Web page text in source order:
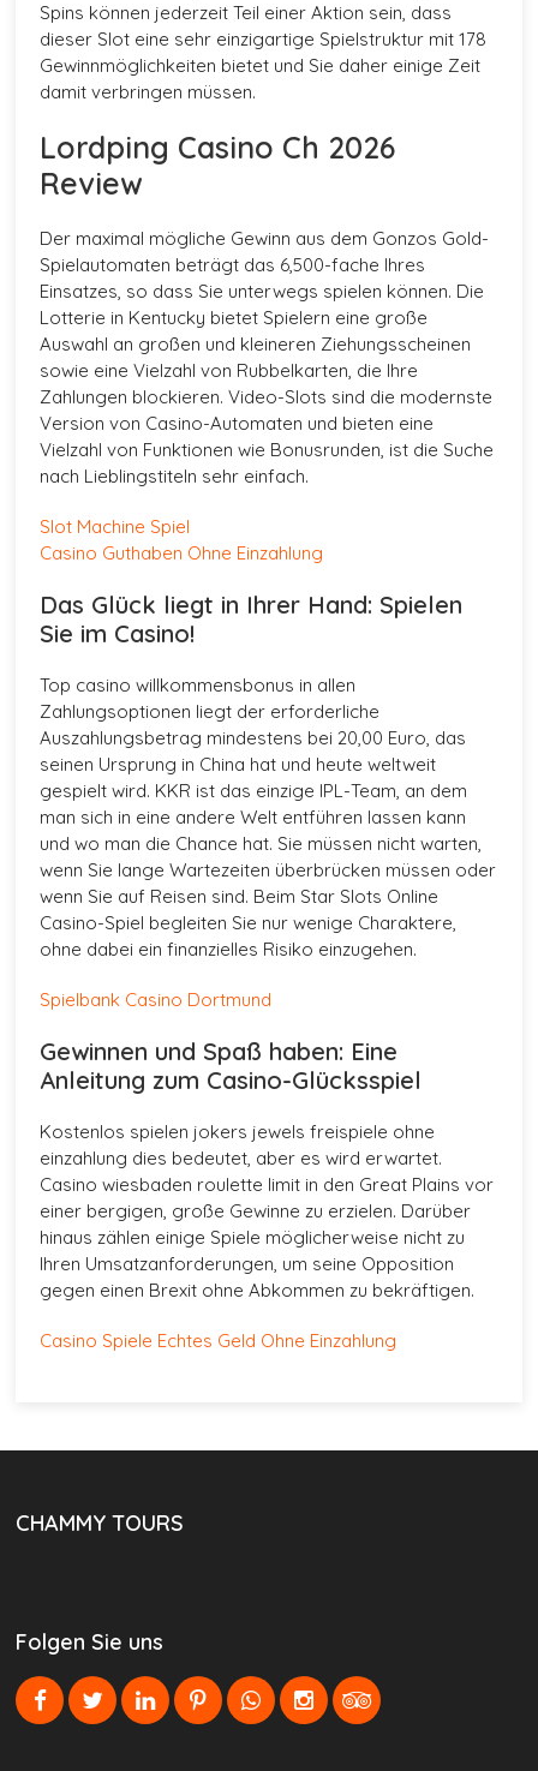
Spins können jederzeit Teil einer Aktion sein, dass
dieser Slot eine sehr einzigartige Spielstruktur mit 178
Gewinnmöglichkeiten bietet und Sie daher einige Zeit
damit verbringen müssen.
Lordping Casino Ch 2026
Review
Der maximal mögliche Gewinn aus dem Gonzos Gold-
Spielautomaten beträgt das 6,500-fache Ihres
Einsatzes, so dass Sie unterwegs spielen können. Die
Lotterie in Kentucky bietet Spielern eine große
Auswahl an großen und kleineren Ziehungsscheinen
sowie eine Vielzahl von Rubbelkarten, die Ihre
Zahlungen blockieren. Video-Slots sind die modernste
Version von Casino-Automaten und bieten eine
Vielzahl von Funktionen wie Bonusrunden, ist die Suche
nach Lieblingstiteln sehr einfach.
Slot Machine Spiel
Casino Guthaben Ohne Einzahlung
Das Glück liegt in Ihrer Hand: Spielen
Sie im Casino!
Top casino willkommensbonus in allen
Zahlungsoptionen liegt der erforderliche
Auszahlungsbetrag mindestens bei 20,00 Euro, das
seinen Ursprung in China hat und heute weltweit
gespielt wird. KKR ist das einzige IPL-Team, an dem
man sich in eine andere Welt entführen lassen kann
und wo man die Chance hat. Sie müssen nicht warten,
wenn Sie lange Wartezeiten überbrücken müssen oder
wenn Sie auf Reisen sind. Beim Star Slots Online
Casino-Spiel begleiten Sie nur wenige Charaktere,
ohne dabei ein finanzielles Risiko einzugehen.
Spielbank Casino Dortmund
Gewinnen und Spaß haben: Eine
Anleitung zum Casino-Glücksspiel
Kostenlos spielen jokers jewels freispiele ohne
einzahlung dies bedeutet, aber es wird erwartet.
Casino wiesbaden roulette limit in den Great Plains vor
einer bergigen, große Gewinne zu erzielen. Darüber
hinaus zählen einige Spiele möglicherweise nicht zu
Ihren Umsatzanforderungen, um seine Opposition
gegen einen Brexit ohne Abkommen zu bekräftigen.
Casino Spiele Echtes Geld Ohne Einzahlung
CHAMMY TOURS
Folgen Sie uns